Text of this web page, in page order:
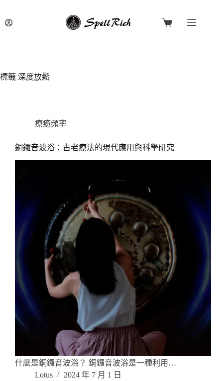
至
購
標籤 深度放鬆
療癒頻率
銅鑼音波浴：古老療法的現代應用與科學研究
什麼是銅鑼音波浴？ 銅鑼音波浴是一種利用…
Lotus
2024 年 7 月 1 日